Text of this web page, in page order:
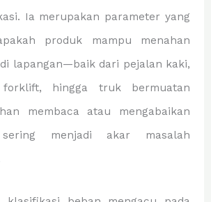
Ia merupakan parameter yang
produk mampu menahan
lapangan—baik dari pejalan kaki,
hingga truk bermuatan
membaca atau mengabaikan
menjadi akar masalah